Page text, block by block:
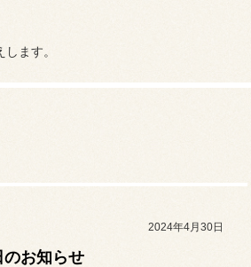
ます。
2024年4月30日
お知らせ